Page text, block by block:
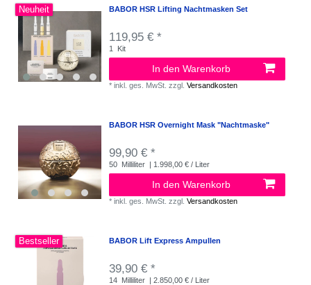
Neuheit BABOR HSR Lifting Nachtmasken Set
119,95 € *
1 Kit
In den Warenkorb
*inkl. ges. MwSt. zzgl.Versandkosten
BABOR HSR Overnight Mask "Nachtmaske"
99,90 € *
50 Milliliter | 1.998,00 € / Liter
In den Warenkorb
*inkl. ges. MwSt. zzgl.Versandkosten
Bestseller BABOR Lift Express Ampullen
39,90 € *
14 Milliliter | 2.850,00 € / Liter